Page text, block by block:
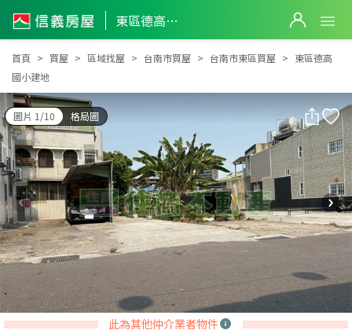
東區德高國小建地
東區德高國小建地
首頁 買屋 區域找屋 台南市買屋 台南市東區買屋
東區德高
國小建地
圖片 1/10 格局圖
此為其他仲介業者物件